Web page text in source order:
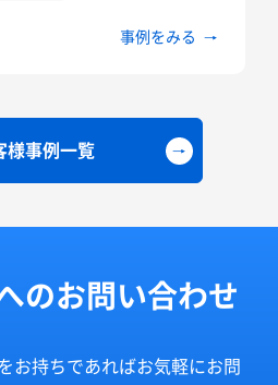
事例をみる
様事例一覧
のお問い合わせ
お持ちであればお気軽にお問